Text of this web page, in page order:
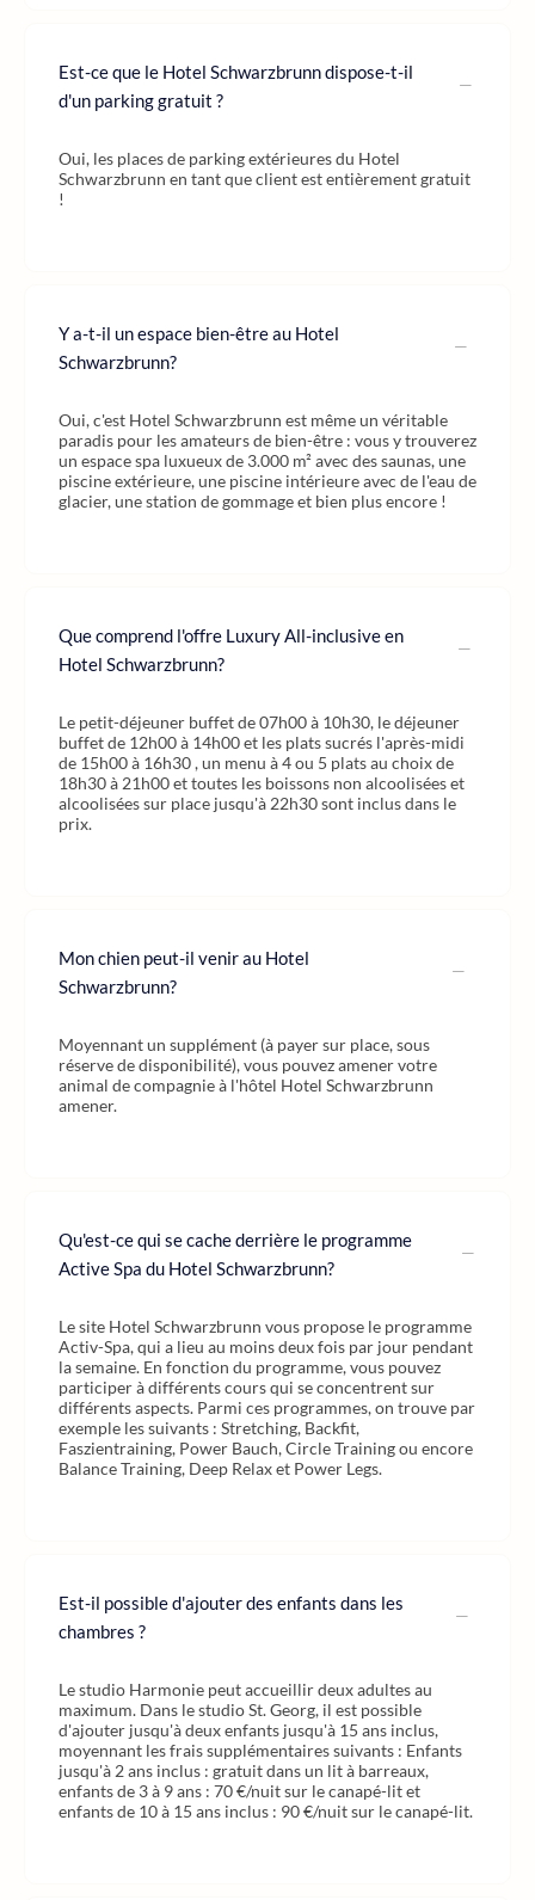
Est-ce que le Hotel Schwarzbrunn dispose-t-il
d'un parking gratuit ?
Oui, les places de parking extérieures du Hotel
Schwarzbrunn en tant que client est entièrement gratuit
!
Y a-t-il un espace bien-être au Hotel
Schwarzbrunn?
Oui, c'est Hotel Schwarzbrunn est même un véritable
paradis pour les amateurs de bien-être : vous y trouverez
un espace spa luxueux de 3.000 m² avec des saunas, une
piscine extérieure, une piscine intérieure avec de l'eau de
glacier, une station de gommage et bien plus encore !
Que comprend l'offre Luxury All-inclusive en
Hotel Schwarzbrunn?
Le petit-déjeuner buffet de 07h00 à 10h30, le déjeuner
buffet de 12h00 à 14h00 et les plats sucrés l'après-midi
de 15h00 à 16h30 , un menu à 4 ou 5 plats au choix de
18h30 à 21h00 et toutes les boissons non alcoolisées et
alcoolisées sur place jusqu'à 22h30 sont inclus dans le
prix.
Mon chien peut-il venir au Hotel
Schwarzbrunn?
Moyennant un supplément (à payer sur place, sous
réserve de disponibilité), vous pouvez amener votre
animal de compagnie à l'hôtel Hotel Schwarzbrunn
amener.
Qu'est-ce qui se cache derrière le programme
Active Spa du Hotel Schwarzbrunn?
Le site Hotel Schwarzbrunn vous propose le programme
Activ-Spa, qui a lieu au moins deux fois par jour pendant
la semaine. En fonction du programme, vous pouvez
participer à différents cours qui se concentrent sur
différents aspects. Parmi ces programmes, on trouve par
exemple les suivants : Stretching, Backfit,
Faszientraining, Power Bauch, Circle Training ou encore
Balance Training, Deep Relax et Power Legs.
Est-il possible d'ajouter des enfants dans les
chambres ?
Le studio Harmonie peut accueillir deux adultes au
maximum. Dans le studio St. Georg, il est possible
d'ajouter jusqu'à deux enfants jusqu'à 15 ans inclus,
moyennant les frais supplémentaires suivants : Enfants
jusqu'à 2 ans inclus : gratuit dans un lit à barreaux,
enfants de 3 à 9 ans : 70 €/nuit sur le canapé-lit et
enfants de 10 à 15 ans inclus : 90 €/nuit sur le canapé-lit.